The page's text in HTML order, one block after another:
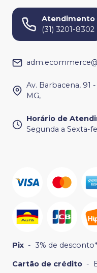
Atendimento
(31) 3201-8302
Av. Barbacena,
MG,
Horário de
Segunda a Sexta-
Pix - 3% de desconto*
Cartão de crédito -